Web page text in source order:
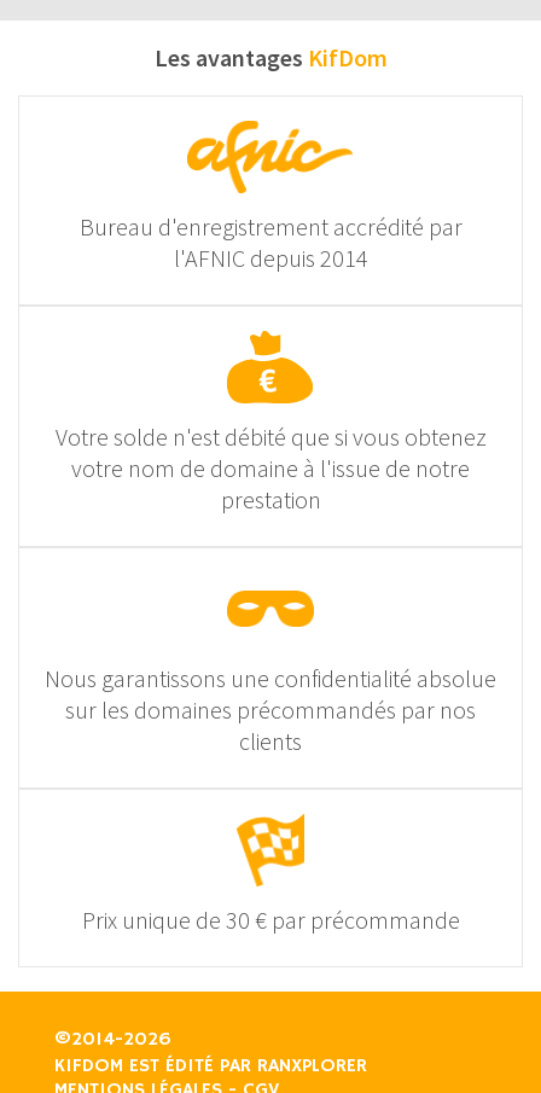
Les avantages KifDom
Bureau d'enregistrement accrédité par
l'AFNIC depuis 2014
Votre solde n'est débité que si vous obtenez
votre nom de domaine à l'issue de notre
prestation
Nous garantissons une confidentialité absolue
sur les domaines précommandés par nos
clients
Prix unique de 30 € par précommande
©2014-2026
KIFDOM EST ÉDITÉ PAR RANXPLORER